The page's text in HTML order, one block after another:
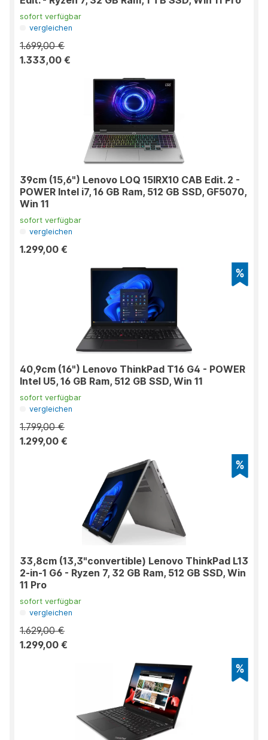
sofort verfügbar
vergleichen
1.699,00 €
1.333,00 €
39cm (15,6") Lenovo LOQ 15IRX10 CAB Edit. 2 -
POWER Intel i7, 16 GB Ram, 512 GB SSD, GF5070,
Win 11
sofort verfügbar
vergleichen
1.299,00 €
40,9cm (16") Lenovo ThinkPad T16 G4 - POWER
Intel U5, 16 GB Ram, 512 GB SSD, Win 11
sofort verfügbar
vergleichen
1.799,00 €
1.299,00 €
33,8cm (13,3"convertible) Lenovo ThinkPad L13
2-in-1 G6 - Ryzen 7, 32 GB Ram, 512 GB SSD, Win
11 Pro
sofort verfügbar
vergleichen
1.629,00 €
1.299,00 €